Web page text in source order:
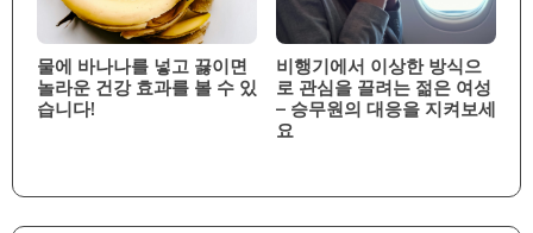
물에 바나나를 넣고 끓이면
놀라운 건강 효과를 볼 수 있
습니다!
비행기에서 이상한 방식으
로 관심을 끌려는 젊은 여성
– 승무원의 대응을 지켜보세
요